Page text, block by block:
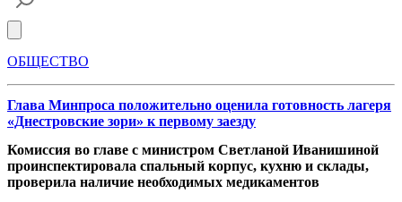
ОБЩЕСТВО
Глава Минпроса положительно оценила готовность лагеря
«Днестровские зори» к первому заезду
Комиссия во главе с министром Светланой Иванишиной
проинспектировала спальный корпус, кухню и склады,
проверила наличие необходимых медикаментов